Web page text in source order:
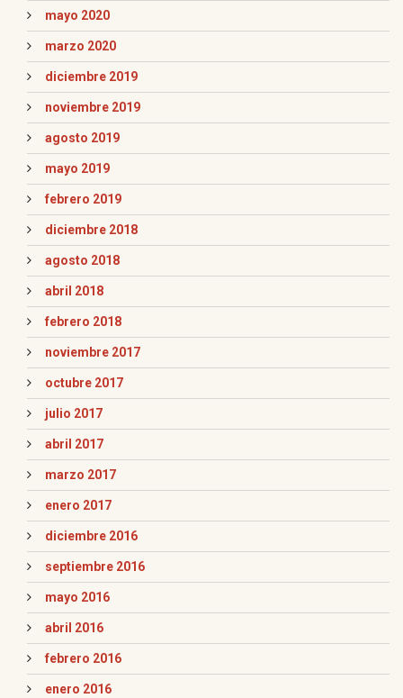
mayo 2020
marzo 2020
diciembre 2019
noviembre 2019
agosto 2019
mayo 2019
febrero 2019
diciembre 2018
agosto 2018
abril 2018
febrero 2018
noviembre 2017
octubre 2017
julio 2017
abril 2017
marzo 2017
enero 2017
diciembre 2016
septiembre 2016
mayo 2016
abril 2016
febrero 2016
enero 2016